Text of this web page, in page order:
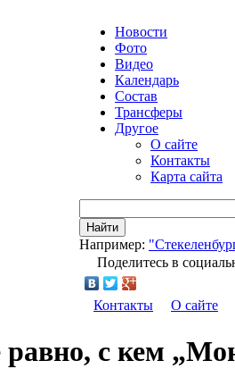
Новости
Фото
Видео
Календарь
Состав
Трансферы
Другое
О сайте
Контакты
Карта сайта
Найти
Например:
Поделитесь в
Контакты О сайте
с кем